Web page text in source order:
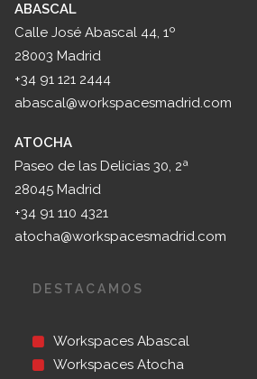
ABASCAL
Calle José Abascal 44, 1º
28003 Madrid
+34 91 121 2444
abascal@workspacesmadrid.com
ATOCHA
Paseo de las Delicias 30, 2ª
28045 Madrid
+34 91 110 4321
atocha@workspacesmadrid.com
DESTACAMOS
Workspaces Abascal
Workspaces Atocha